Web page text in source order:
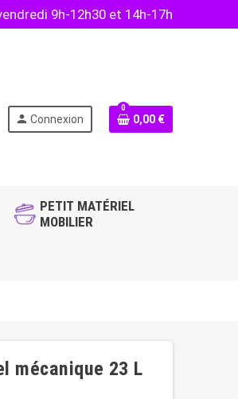
9h-12h30 et 14h-17h
person Connexion
0
0,00 €
PETIT MATÉRIEL
MOBILIER
mécanique 23 L